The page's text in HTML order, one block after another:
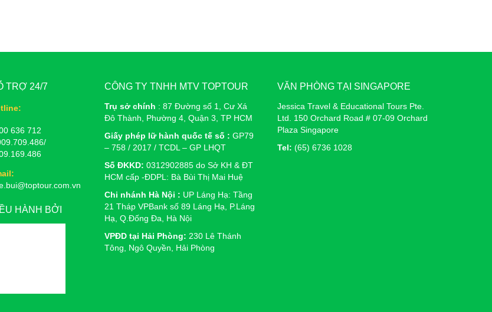
TRỢ 24/7
636 712
HÀNH BỞI
CÔNG TY TNHH MTV TOPTOUR
Trụ sở chính : 87 Đường số 1, Cư Xá
Đô Thành, Phường 4, Quận 3, TP HCM
Giấy phép lữ hành quốc tế số : GP79
– 758 / 2017 / TCDL – GP LHQT
Số ĐKKD: 0312902885 do Sở KH & ĐT
HCM cấp -ĐDPL: Bà Bùi Thị Mai Huệ
Chi nhánh Hà Nội : UP Láng Hạ: Tầng
21 Tháp VPBank số 89 Láng Hạ, P.Láng
Hạ, Q.Đống Đa, Hà Nội
VPĐD tại Hải Phòng: 230 Lê Thánh
Tông, Ngô Quyền, Hải Phòng
VĂN PHÒNG TẠI SINGAPORE
Jessica Travel & Educational Tours Pte.
Ltd. 150 Orchard Road # 07-09 Orchard
Plaza Singapore
Tel: (65) 6736 1028